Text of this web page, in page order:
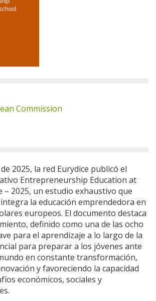
Commission
2025, la red Eurydice publicó el
Entrepreneurship Education at
– 2025, un estudio exhaustivo que
la educación emprendedora en
europeos. El documento destaca
definido como una de las ocho
para el aprendizaje a lo largo de la
para preparar a los jóvenes ante
en constante transformación,
y favoreciendo la capacidad
económicos, sociales y